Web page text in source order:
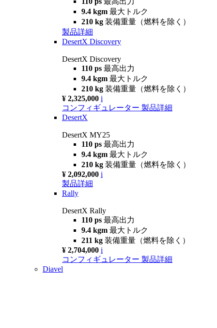
9.4 kgm 最大トルク
210 kg 装備重量（燃料を除く）
製品詳細
DesertX Discovery
DesertX Discovery
110 ps 最高出力
9.4 kgm 最大トルク
210 kg 装備重量（燃料を除く）
¥ 2,325,000 i
コンフィギュレーター 製品詳細
DesertX
DesertX MY25
110 ps 最高出力
9.4 kgm 最大トルク
210 kg 装備重量（燃料を除く）
¥ 2,092,000 i
製品詳細
Rally
DesertX Rally
110 ps 最高出力
9.4 kgm 最大トルク
211 kg 装備重量（燃料を除く）
¥ 2,704,000 i
コンフィギュレーター 製品詳細
Diavel